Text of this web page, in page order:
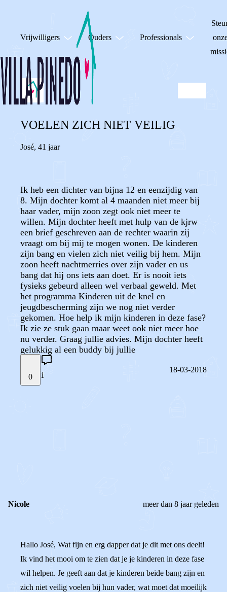
Vrijwilligers Ouders Professionals
VOELEN ZICH NIET VEILIG
José, 41 jaar
Ik heb een dichter van bijna 12 en eenzijdig van
8. Mijn dochter komt al 4 maanden niet meer bij
haar vader, mijn zoon zegt ook niet meer te
willen. Mijn dochter heeft met hulp van de kjrw
een brief geschreven aan de rechter waarin zij
vraagt om bij mij te mogen wonen. De kinderen
zijn bang en vielen zich niet veilig bij hem. Mijn
zoon heeft nachtmerries over zijn vader en us
bang dat hij ons iets aan doet. Er is nooit iets
fysieks gebeurd alleen wel verbaal geweld. Met
het programma Kinderen uit de knel en
jeugdbescherming zijn we nog niet verder
gekomen. Hoe help ik mijn kinderen in deze fase?
Ik zie ze stuk gaan maar weet ook niet meer hoe
nu verder. Graag jullie advies. Mijn dochter heeft
gelukkig al een buddy bij jullie
0 1
18-03-2018
Nicole meer dan 8 jaar geleden
Hallo José, Wat fijn en erg dapper dat je dit met ons deelt!
Ik vind het mooi om te zien dat je je kinderen in deze fase
wil helpen. Je geeft aan dat je kinderen beide bang zijn en
zich niet veilig voelen bij hun vader, wat moet dat moeilijk